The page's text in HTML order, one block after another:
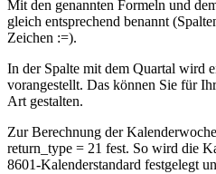
Mit den genannten Formeln und
gleich entsprechend benannt
Zeichen :=).
In der Spalte mit dem Quartal wird
vorangestellt. Das können Sie für
Art gestalten.
Zur Berechnung der
return_type = 21 fest. So wird die
8601-Kalenderstandard festgelegt